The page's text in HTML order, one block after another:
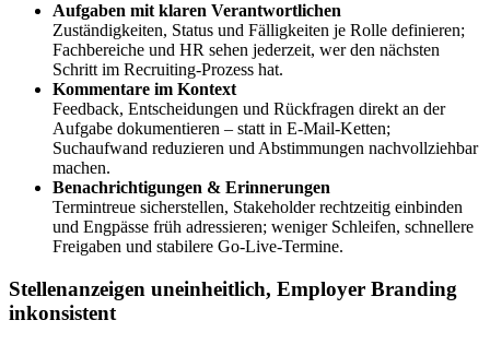
Aufgaben mit klaren Verantwortlichen
Zuständigkeiten, Status und Fälligkeiten je Rolle definieren;
Fachbereiche und HR sehen jederzeit, wer den nächsten
Schritt im Recruiting‑Prozess hat.
Kommentare im Kontext
Feedback, Entscheidungen und Rückfragen direkt an der
Aufgabe dokumentieren – statt in E‑Mail‑Ketten;
Suchaufwand reduzieren und Abstimmungen nachvollziehbar
machen.
Benachrichtigungen & Erinnerungen
Termintreue sicherstellen, Stakeholder rechtzeitig einbinden
und Engpässe früh adressieren; weniger Schleifen, schnellere
Freigaben und stabilere Go‑Live‑Termine.
Stellenanzeigen uneinheitlich, Employer Branding
inkonsistent